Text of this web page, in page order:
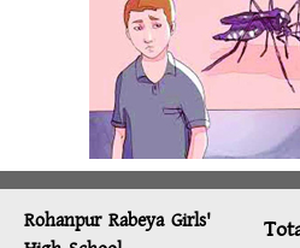
Rohanpur Rabeya Girls'